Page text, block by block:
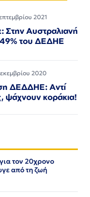
2021
Στην Αυστραλιανή
του ΔΕΔΗΕ
2020
ΔΕΔΔΗΕ: Αντί
ψάχνουν κοράκια!
τον 20χρονο
από τη ζωή